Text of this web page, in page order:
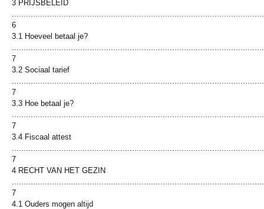
3 PRIJSBELEID
6
3.1 Hoeveel betaal je?
7
3.2 Sociaal tarief
7
3.3 Hoe betaal je?
7
3.4 Fiscaal attest
7
4 RECHT VAN HET GEZIN
7
4.1 Ouders mogen altijd